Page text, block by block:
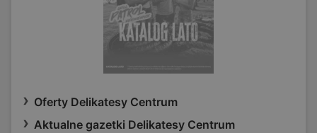
Oferty Delikatesy Centrum
Aktualne gazetki Delikatesy Centrum